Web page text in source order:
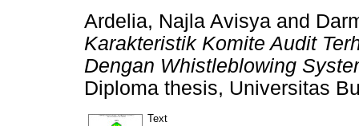
Ardelia, Najla Avisya and
Karakteristik Komite Audit
Dengan Whistleblowing
Diploma thesis, Universitas
Text